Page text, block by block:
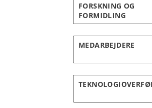
FORSKNING OG
FORMIDLING
MEDARBEJDERE